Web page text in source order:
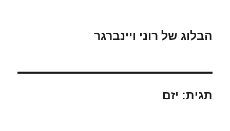
הבלוג של רוני ויינברגר
תגית: יזם